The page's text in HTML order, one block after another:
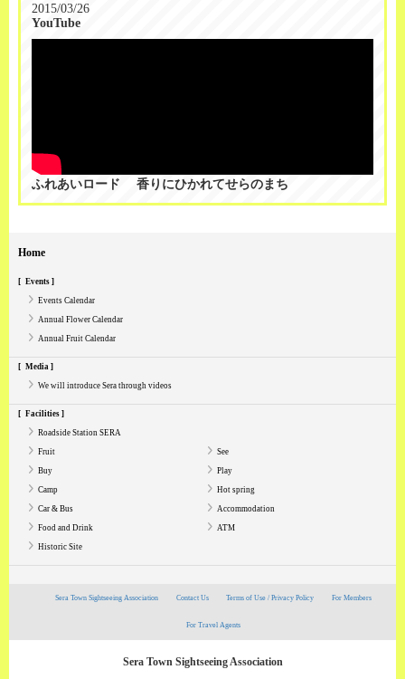
2015/03/26
YouTube
ふれあいロード 香りにひかれてせらのまち
Home
Events
Events Calendar
Annual Flower Calendar
Annual Fruit Calendar
Media
We will introduce Sera through videos
Facilities
Roadside Station SERA
Fruit See
Buy Play
Camp Hot spring
Car & Bus Accommodation
Food and Drink ATM
Historic Site
Sera Town Sightseeing Association Contact Us Terms of Use / Privacy Policy For Members
For Travel Agents
Sera Town Sightseeing Association